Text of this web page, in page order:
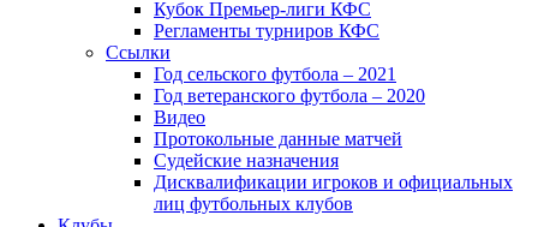
Кубок Премьер-лиги КФС
Регламенты турниров КФС
Ссылки
Год сельского футбола – 2021
Год ветеранского футбола – 2020
Видео
Протокольные данные матчей
Судейские назначения
Дисквалификации игроков и официальных
лиц футбольных клубов